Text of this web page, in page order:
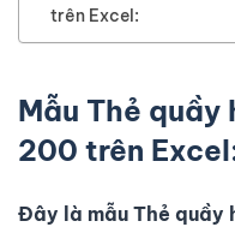
trên Excel:
Mẫu Thẻ
200 trên
Đây là mẫu Thẻ quầy